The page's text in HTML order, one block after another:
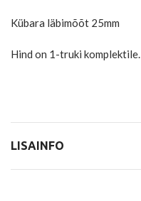
Kübara läbimõõt 25mm
Hind on 1-truki komplektile.
LISAINFO